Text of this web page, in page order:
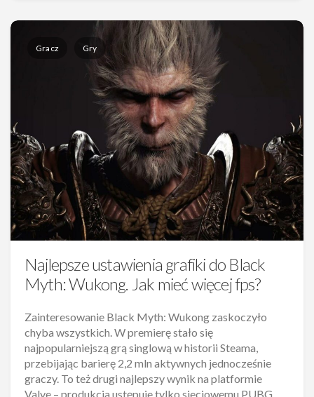
Gracz Gry
Najlepsze ustawienia grafiki do Black
Myth: Wukong. Jak mieć więcej fps?
Zainteresowanie Black Myth: Wukong zaskoczyło
chyba wszystkich. W premierę stało się
najpopularniejszą grą singlową w historii Steama,
przebijając barierę 2,2 mln aktywnych jednocześnie
graczy. To też drugi najlepszy wynik na platformie
Valve – produkcja ustępuje tylko sieciowemu PUBG.